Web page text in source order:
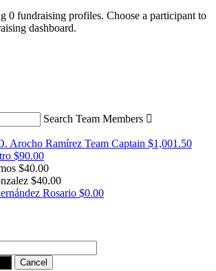
0 fundraising profiles. Choose a participant to
dashboard.
Search Team Members 
Arocho Ramírez Team Captain $1,001.50
$90.00
$40.00
$40.00
Rosario $0.00
Cancel